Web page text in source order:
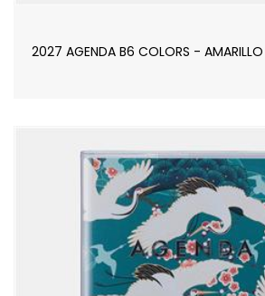
2027 AGENDA B6 COLORS - AMARILLO